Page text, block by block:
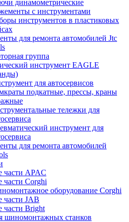
динамометрические
с инструментами
инструментов в пластиковых
для ремонта автомобилей Jtc
группа
инструмент EAGLE
для автосервисов
подкатные, прессы, краны
тележки для
инструмент для
для ремонта автомобилей
части APAC
части Corghi
оборудование Corghi
части JAB
части Bright
шиномонтажных станков